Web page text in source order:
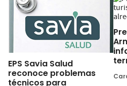
EPS Savia Salud
reconoce problemas
técnicos para